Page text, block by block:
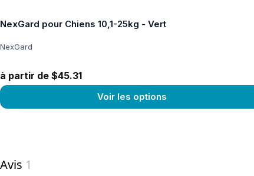
NexGard pour Chiens 10,1-25kg - Vert
NexGard
à partir de $45.31
Voir les options
Avis 1